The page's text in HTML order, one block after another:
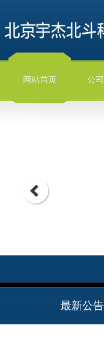
网站首页 公
最新公告
公告信息诚信为本：市场